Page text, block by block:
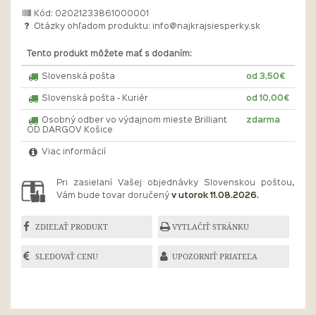
Kód: 02021233861000001
Otázky ohľadom produktu:
info@najkrajsiesperky.sk
Tento produkt môžete mať s dodaním:
Slovenská pošta od 3,50€
Slovenská pošta - Kuriér od 10,00€
Osobný odber vo výdajnom mieste Brilliant
OD DARGOV Košice
zdarma
Viac informácií
Pri zasielaní Vašej objednávky Slovenskou poštou,
Vám bude tovar doručený v utorok 11.08.2026.
ZDIEĽAŤ PRODUKT VYTLAČIŤ STRÁNKU
SLEDOVAŤ CENU UPOZORNIŤ PRIATEĽA